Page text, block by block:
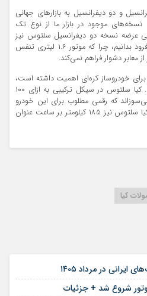
و دو دیفرانسیل به بازارهای جهانی
موجود در بازار ما از نوع تک
عرضه نسخه دو دیفرانسیل سلتوس نیز
باعث نمی‌شود که آن را مناسب آفرود بدانیم، چرا که موتور ۱.۶ لیتری تنفس
معابر دشوار فراهم نمی‌کند.
خودروساز کره‌ای اهمیت داشته است،
عملکرد اقتصادی این خودرو است. کیا سلتوس در سیکل ترکیبی به ازای ۱۰۰
لیتر بنزین می‌سوزاند که رقمی مطلوب برای این خودرو
محسوب می‌شود. حداکثر سرعت کیا سلتوس نیز ۱۸۵ کیلومتر بر ساعت عنوان
کیا
در مرداد ۱۴۰۵
شروع شد + جزئیات